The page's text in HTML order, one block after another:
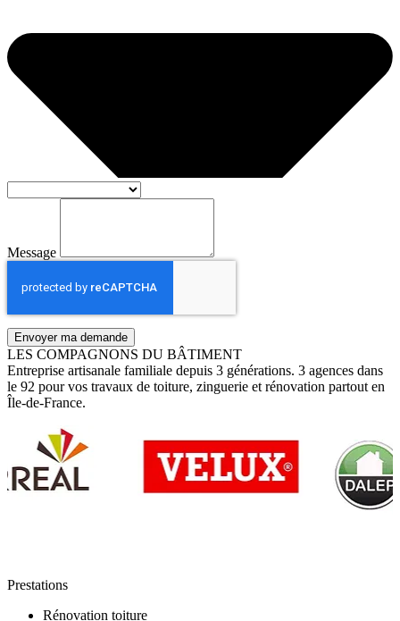
Message
Envoyer ma demande
LES COMPAGNONS DU BÂTIMENT
Entreprise artisanale familiale depuis 3 générations. 3 agences dans
le 92 pour vos travaux de toiture, zinguerie et rénovation partout en
Île-de-France.
Prestations
Rénovation toiture